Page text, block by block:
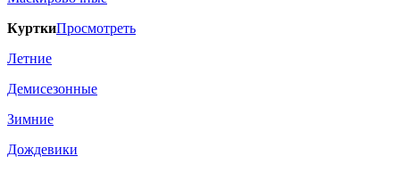
КурткиПросмотреть
Летние
Демисезонные
Зимние
Дождевики